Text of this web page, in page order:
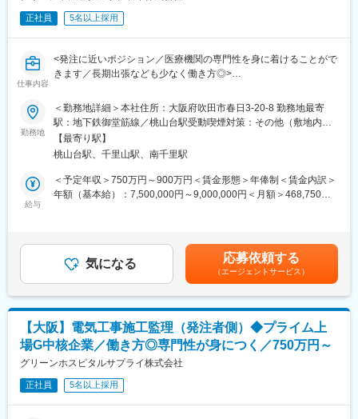
業務をお任せしますが、ご経験を積んでいただき、複数の分野で
の施工監理を担当いただく事を想定しております。
■教育体制
・OJTを中心に医療法規・設備基準・特殊施工などの専門知識を
士・施工管理技士などの取得を積極サポートします。
■本ポジションの魅力・やりがい
・MRI室の電磁対策や病室の酸素アウトレット設置など一般建築
成を見届ける達成感は大きく、「いのちを守る人を支える環境づ
くり」に直接貢献できます。
るほか、プロジェクトマネジメント（CM）領域にも挑戦可能。大
規模案件の責任者、技術指導など将来的なキャリアの幅も広いで
す。
■募集背景
・医療機関の建替え・増改築が全国的に増加し、医療×建築に特化
した工事ニーズが拡大。専門性の高い「MF技術工事部」を強化
し、10名から30名体制を目指すため施工管理の経験者を募集しま
す。
正社員 5名以上採用
仕事内容
<発注に近いポジション／医療機関の専門性を身に着けることがで
きます／長期出張なども少なく働き方◎>
・発注者に近いポジションで医療機関の新設・移転・改修工事に
おける管工事施工監理業務を担当します。
※工事規模などに合わせて、施工管理業務を担当いただくこともあ
りますが、発注者側での業務割合が高くなります。
・常駐型の施工管理業務よりも、巡回型での施工監理業務の案件
構成比が高いです。
・担当エリアにつは、関西案件中心となります。
※必要に応じて出張はありますが、長期出張は少ない環境となりま
す。
・工事金額…数十万～4億程度と幅広い案件となりますが、新設よ
りも改修案件の割合が高いです。
建築を横断する知識を持つ技術者が在籍。病院の理事長・院長・
事務長と直接やり取りする案件が多く、発注者に近い立場で業務
を進められます。
業務をお任せしますが、ご経験を積んでいただき、複数の分野で
の施工監理を担当いただく事を想定しております。
勤務地
＜勤務地詳細＞本社住所：大阪府吹田市春日3-20-8 勤務地最寄
駅：地下鉄御堂筋線／桃山台駅受動喫煙対策：その他（敷地内禁
煙（屋外喫煙可能場所あり））変更の範囲：会社の定める事業所
【最寄り駅】
桃山台駅、千里山駅、南千里駅
給与
＜予定年収＞750万円～900万円＜賃金形態＞年俸制＜賃金内訳＞
年額（基本給）：7,500,000円～9,000,000円＜月額＞468,750円
の金額であり、選考を通じて上下する可能性があります。月給(月
額)は固定手当を含めた表記です。
気になる 応募依頼する
（エージェントサービス）
【大阪】電気工事施工監理（発注者側）◆プライム上
場G中核企業／働き方◎専門性が身につく／750万円～
グリーンホスピタルサプライ株式会社
正社員 5名以上採用